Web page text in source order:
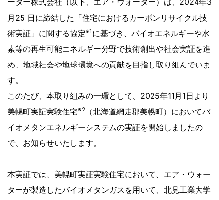
ーター株式会社（以下、エア・ウォーター）は、2024年3
月25 日に締結した「住宅におけるカーボンリサイクル技
術実証」に関する協定※1 に基づき、バイオエネルギーや水
素等の再生可能エネルギー分野で技術創出や社会実証を進
め、地域社会や地球環境への貢献を目指し取り組んでいま
す。
このたび、本取り組みの一環として、2025年11月1日より
美幌町実証実験住宅※2
（北海道網走郡美幌町）においてバ
イオメタンエネルギーシステムの実証を開始しましたの
で、お知らせいたします。
本実証では、美幌町実証実験住宅において、エア・ウォー
ターが製造したバイオメタンガスを用いて、北見工業大学